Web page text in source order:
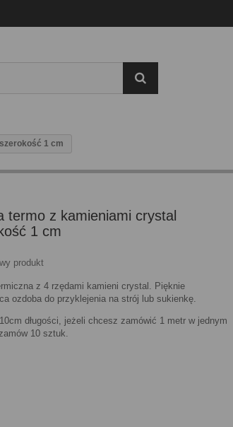
1 cm
termo z kamieniami crystal
1 cm
produkt
z 4 rzędami kamieni crystal. Pięknie
ozdoba do przyklejenia na strój lub sukienkę.
długości, jeżeli chcesz zamówić 1 metr w jednym
10 sztuk.